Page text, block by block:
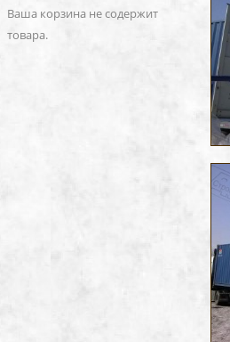
Ваша корзина не содержит
товара.